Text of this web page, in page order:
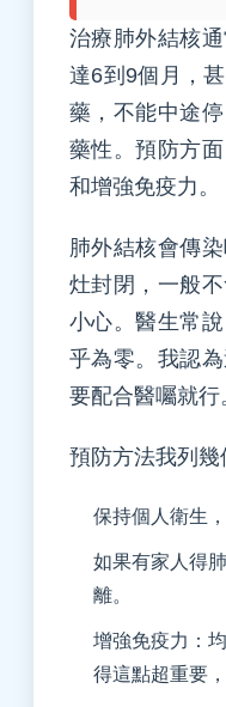
治療肺外結核
達6到9個月，
藥，不能中途
藥性。預防方
和增強免疫力。
肺外結核會傳
灶封閉，一般
小心。醫生常
乎為零。我認
要配合醫囑就行
預防方法我列幾
保持個人衛生
如果有家人得
離。
增強免疫力：
得這點超重要